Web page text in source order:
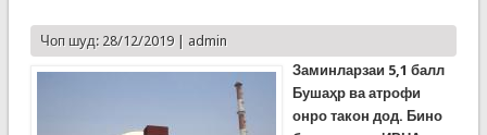
Чоп шуд: 28/12/2019 | admin
Заминларзаи 5,1 балл
Бушаҳр ва атрофи
онро такон дод. Бино